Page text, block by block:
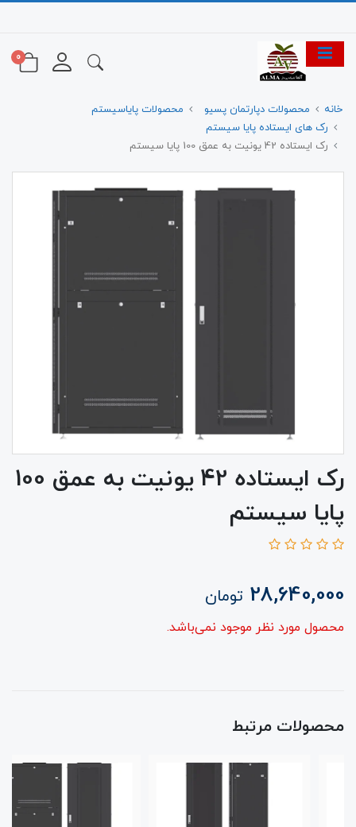
0
خانه محصولات دپارتمان پسیو
محصولات پایاسیستم
رک های ایستاده پایا سیستم
رک ایستاده 42 یونیت به عمق 100 پایا سیستم
رک ایستاده 42 یونیت به عمق 100
پایا سیستم
28,640,000 تومان
محصول مورد نظر موجود نمی‌باشد.
محصولات مرتبط